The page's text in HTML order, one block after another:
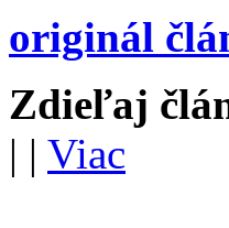
originál
Zdieľaj
| | Viac